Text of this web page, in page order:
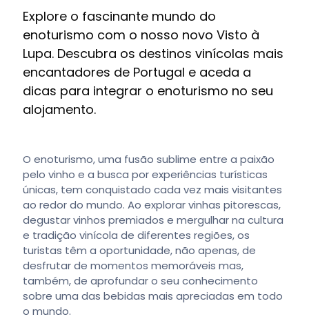
Explore o fascinante mundo do
enoturismo com o nosso novo Visto à
Lupa. Descubra os destinos vinícolas mais
encantadores de Portugal e aceda a
dicas para integrar o enoturismo no seu
alojamento.
O enoturismo, uma fusão sublime entre a paixão
pelo vinho e a busca por experiências turísticas
únicas, tem conquistado cada vez mais visitantes
ao redor do mundo. Ao explorar vinhas pitorescas,
degustar vinhos premiados e mergulhar na cultura
e tradição vinícola de diferentes regiões, os
turistas têm a oportunidade, não apenas, de
desfrutar de momentos memoráveis mas,
também, de aprofundar o seu conhecimento
sobre uma das bebidas mais apreciadas em todo
o mundo.